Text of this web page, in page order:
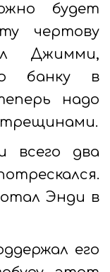
будет
чертову
Джимми,
банку в
надо
трещинами.
всего два
Энди в
его